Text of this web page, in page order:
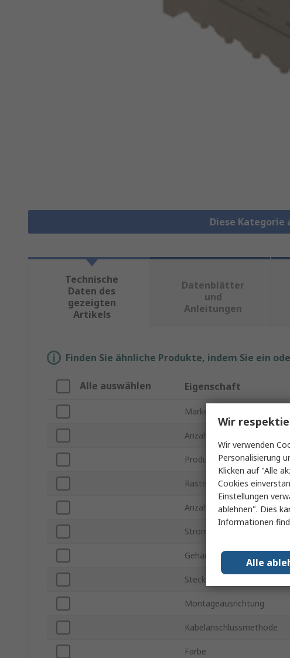
Diese Kategorie
Technische
Daten des
gezeigten
Artikels
Datenblätter
und
Anleitungen
Finden Sie ähnliche Produkte, indem Sie ein
Alle auswählen Eigenschaft
Marke
Anzahl der Kontakte
Produkt Typ
Rastermaß
Anzahl der Reihen
Stromstärke
Gehäusematerial
Steckverbinder Gender
Montageausrichtung
Kabelanschlussmethode
Farbe
Wir
Wir verwenden
Personalisierung
Klicken auf "Alle
Cookies
Einstellungen
ablehnen". Dies
Informationen
Alle